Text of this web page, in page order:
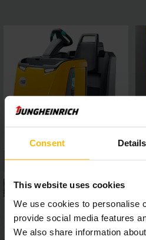
Consent Details
This website uses cookies
We use cookies to personalise
provide social media features
We also share information
intuitive Touchpanel eine
ermöglicht.